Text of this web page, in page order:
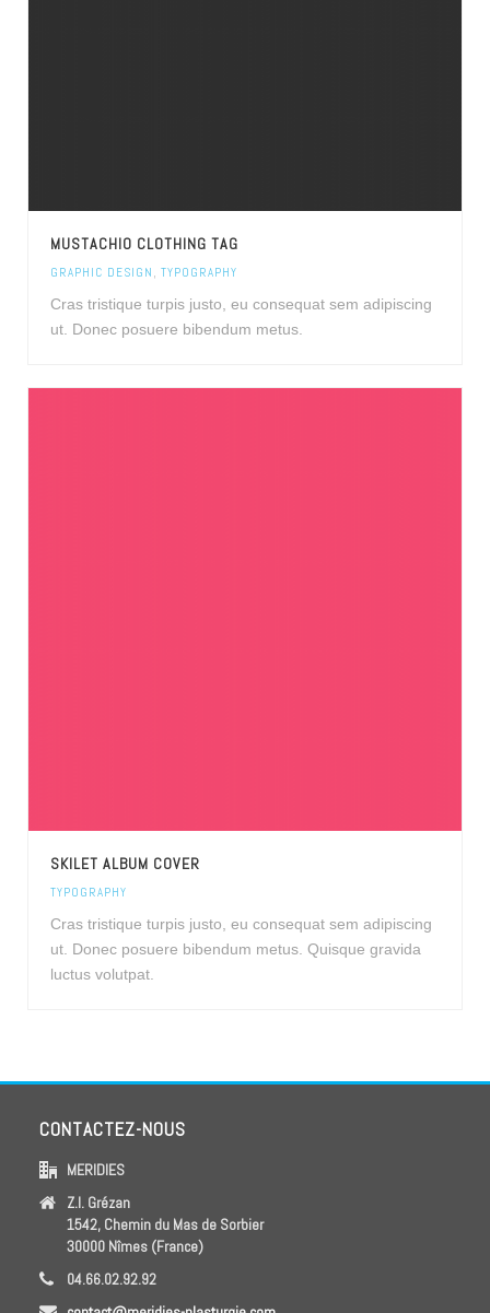
MUSTACHIO CLOTHING TAG
GRAPHIC DESIGN , TYPOGRAPHY
Cras tristique turpis justo, eu consequat sem adipiscing
ut. Donec posuere bibendum metus.
SKILET ALBUM COVER
TYPOGRAPHY
Cras tristique turpis justo, eu consequat sem adipiscing
ut. Donec posuere bibendum metus. Quisque gravida
luctus volutpat.
CONTACTEZ-NOUS
MERIDIES
Z.I. Grézan
1542, Chemin du Mas de Sorbier
30000 Nîmes (France)
04.66.02.92.92